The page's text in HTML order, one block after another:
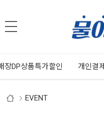
장DP상품특가할인 개인결제
EVENT